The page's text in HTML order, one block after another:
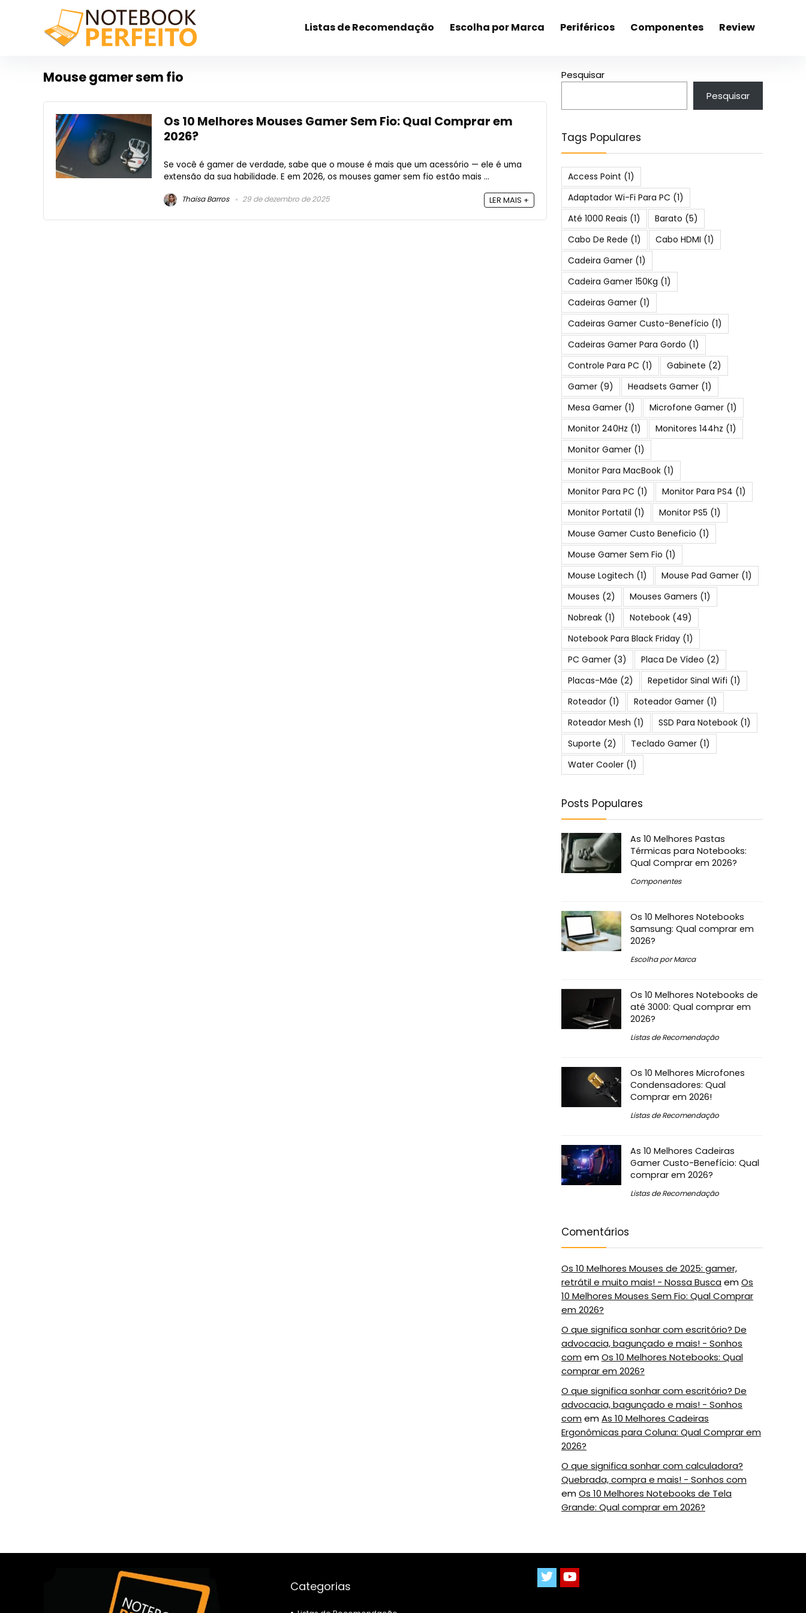
Listas de Recomendação Escolha por Marca Periféricos Componentes Review
Mouse gamer sem fio
Os 10 Melhores Mouses Gamer Sem Fio: Qual Comprar em
2026?
Se você é gamer de verdade, sabe que o mouse é mais que um acessório — ele é uma
extensão da sua habilidade. E em 2026, os mouses gamer sem fio estão mais ...
Thaisa Barros 29 de dezembro de 2025 LER MAIS +
Pesquisar
Pesquisar
Tags Populares
Access Point (1)
Adaptador Wi-Fi Para PC (1)
Até 1000 Reais (1) Barato (5)
Cabo De Rede (1) Cabo HDMI (1)
Cadeira Gamer (1)
Cadeira Gamer 150Kg (1)
Cadeiras Gamer (1)
Cadeiras Gamer Custo-Benefício (1)
Cadeiras Gamer Para Gordo (1)
Controle Para PC (1) Gabinete (2)
Gamer (9) Headsets Gamer (1)
Mesa Gamer (1) Microfone Gamer (1)
Monitor 240Hz (1) Monitores 144hz (1)
Monitor Gamer (1)
Monitor Para MacBook (1)
Monitor Para PC (1) Monitor Para PS4 (1)
Monitor Portatil (1) Monitor PS5 (1)
Mouse Gamer Custo Beneficio (1)
Mouse Gamer Sem Fio (1)
Mouse Logitech (1) Mouse Pad Gamer (1)
Mouses (2) Mouses Gamers (1)
Nobreak (1) Notebook (49)
Notebook Para Black Friday (1)
PC Gamer (3) Placa De Vídeo (2)
Placas-Mãe (2) Repetidor Sinal Wifi (1)
Roteador (1) Roteador Gamer (1)
Roteador Mesh (1) SSD Para Notebook (1)
Suporte (2) Teclado Gamer (1)
Water Cooler (1)
Posts Populares
As 10 Melhores Pastas
Térmicas para Notebooks:
Qual Comprar em 2026?
Componentes
Os 10 Melhores Notebooks
Samsung: Qual comprar em
2026?
Escolha por Marca
Os 10 Melhores Notebooks de
até 3000: Qual comprar em
2026?
Listas de Recomendação
Os 10 Melhores Microfones
Condensadores: Qual
Comprar em 2026!
Listas de Recomendação
As 10 Melhores Cadeiras
Gamer Custo-Benefício: Qual
comprar em 2026?
Listas de Recomendação
Comentários
Os 10 Melhores Mouses de 2025: gamer,
retrátil e muito mais! - Nossa Busca emOs
10 Melhores Mouses Sem Fio: Qual Comprar
em 2026?
O que significa sonhar com escritório? De
advocacia, bagunçado e mais! - Sonhos
com emOs 10 Melhores Notebooks: Qual
comprar em 2026?
O que significa sonhar com escritório? De
advocacia, bagunçado e mais! - Sonhos
com emAs 10 Melhores Cadeiras
Ergonômicas para Coluna: Qual Comprar em
2026?
O que significa sonhar com calculadora?
Quebrada, compra e mais! - Sonhos com
emOs 10 Melhores Notebooks de Tela
Grande: Qual comprar em 2026?
Categorias